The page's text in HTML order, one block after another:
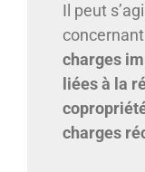
Il peut
charges
liées à la
charges